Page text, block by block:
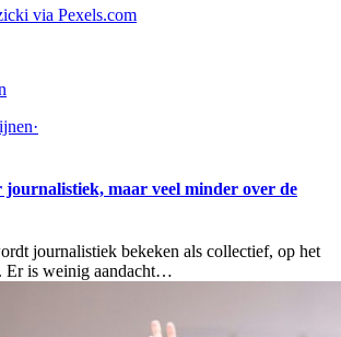
·
journalistiek, maar veel minder over de
journalistiek bekeken als collectief, op het
Er is weinig aandacht…